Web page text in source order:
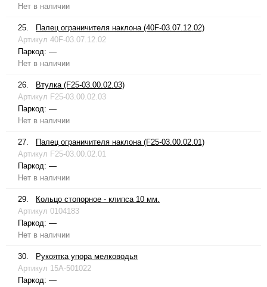
Нет в наличии
25.
Палец ограничителя наклона (40F-03.07.12.02)
Артикул 40F-03.07.12.02
Паркод: —
Нет в наличии
26.
Втулка (F25-03.00.02.03)
Артикул F25-03.00.02.03
Паркод: —
Нет в наличии
27.
Палец ограничителя наклона (F25-03.00.02.01)
Артикул F25-03.00.02.01
Паркод: —
Нет в наличии
29.
Кольцо стопорное - клипса 10 мм.
Артикул 0104183
Паркод: —
Нет в наличии
30.
Рукоятка упора мелководья
Артикул 15A-501022
Паркод: —